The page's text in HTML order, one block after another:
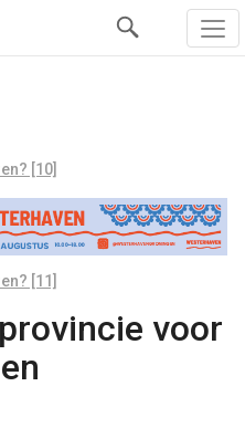
[10]
[11]
voor